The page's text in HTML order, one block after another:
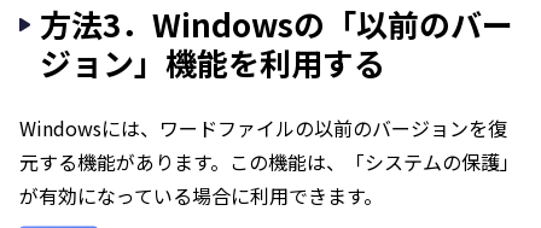
方法3．Windowsの「以前のバー
ジョン」機能を利用する
Windowsには、ワードファイルの以前のバージョンを復
元する機能があります。この機能は、「システムの保護」
が有効になっている場合に利用できます。